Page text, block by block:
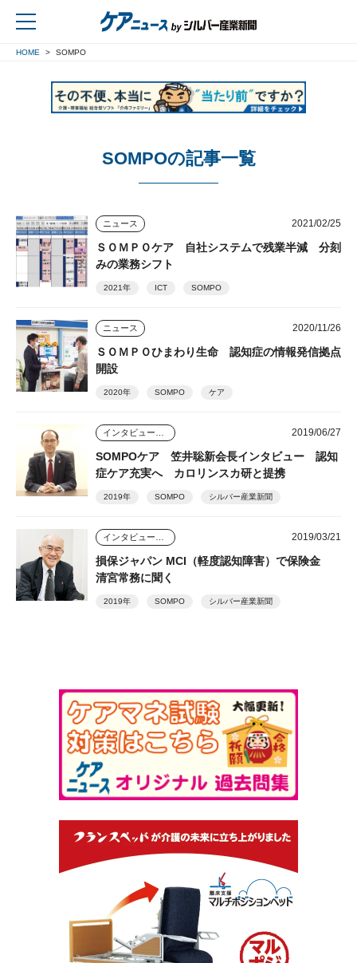
HOME SOMPO
SOMPOの記事一覧
ニュース 2021/02/25
ＳＯＭＰＯケア 自社システムで残業半減 分刻
みの業務シフト
2021年 ICT SOMPO
ニュース 2020/11/26
ＳＯＭＰＯひまわり生命 認知症の情報発信拠点
開設
2020年 SOMPO ケア
2019/06/27
SOMPOケア 笠井聡新会長インタビュー 認知
症ケア充実へ カロリンスカ研と提携
2019年 SOMPO シルバー産業新聞
2019/03/21
損保ジャパン MCI（軽度認知障害）で保険金
清宮常務に聞く
2019年 SOMPO シルバー産業新聞